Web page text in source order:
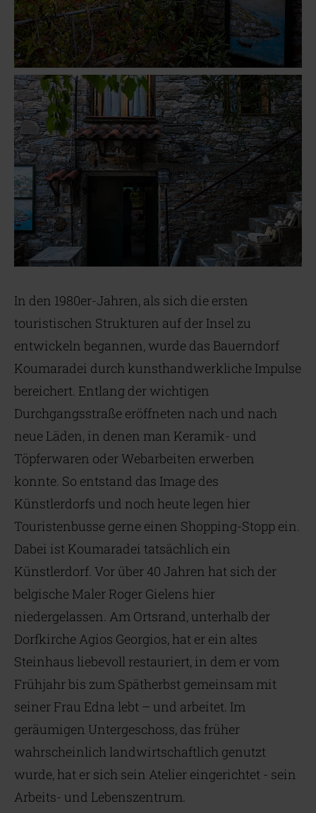
In den 1980er-Jahren, als sich die ersten
touristischen Strukturen auf der Insel zu
entwickeln begannen, wurde das Bauerndorf
Koumaradei durch kunsthandwerkliche Impulse
bereichert. Entlang der wichtigen
Durchgangsstraße eröffneten nach und nach
neue Läden, in denen man Keramik- und
Töpferwaren oder Webarbeiten erwerben
konnte. So entstand das Image des
Künstlerdorfs und noch heute legen hier
Touristenbusse gerne einen Shopping-Stopp ein.
Dabei ist Koumaradei tatsächlich ein
Künstlerdorf. Vor über 40 Jahren hat sich der
belgische Maler Roger Gielens hier
niedergelassen. Am Ortsrand, unterhalb der
Dorfkirche Agios Georgios, hat er ein altes
Steinhaus liebevoll restauriert, in dem er vom
Frühjahr bis zum Spätherbst gemeinsam mit
seiner Frau Edna lebt – und arbeitet. Im
geräumigen Untergeschoss, das früher
wahrscheinlich landwirtschaftlich genutzt
wurde, hat er sich sein Atelier eingerichtet - sein
Arbeits- und Lebenszentrum.